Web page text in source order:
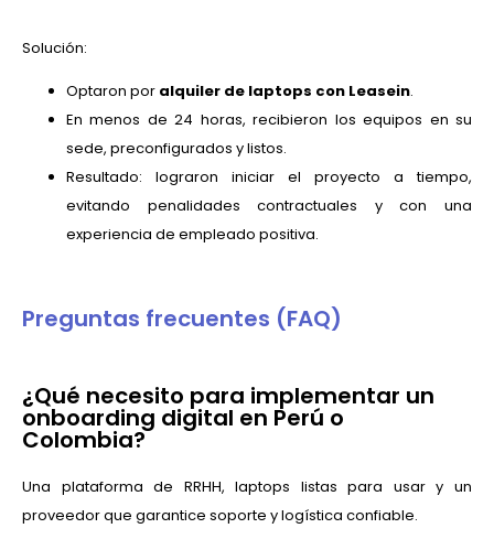
Solución:
Optaron por alquiler de laptops con Leasein.
En menos de 24 horas, recibieron los equipos en su
sede, preconfigurados y listos.
Resultado: lograron iniciar el proyecto a tiempo,
evitando penalidades contractuales y con una
experiencia de empleado positiva.
Preguntas frecuentes (FAQ)
¿Qué necesito para implementar un
onboarding digital en Perú o
Colombia?
Una plataforma de RRHH, laptops listas para usar y un
proveedor que garantice soporte y logística confiable.